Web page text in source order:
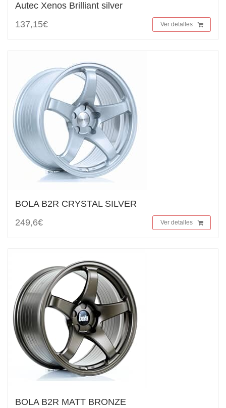
Autec Xenos Brilliant silver
137,15€
Ver detalles
BOLA B2R CRYSTAL SILVER
249,6€
Ver detalles
BOLA B2R MATT BRONZE